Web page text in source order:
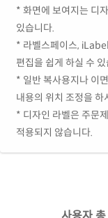
* 화면에 보여지는 디
있습니다.
* 라벨스페이스,
편집을 쉽게 하실 수 있
* 일반 복사용지나 이
내용의 위치 조정을 하
* 디자인 라벨은 주문
적용되지 않습니다.